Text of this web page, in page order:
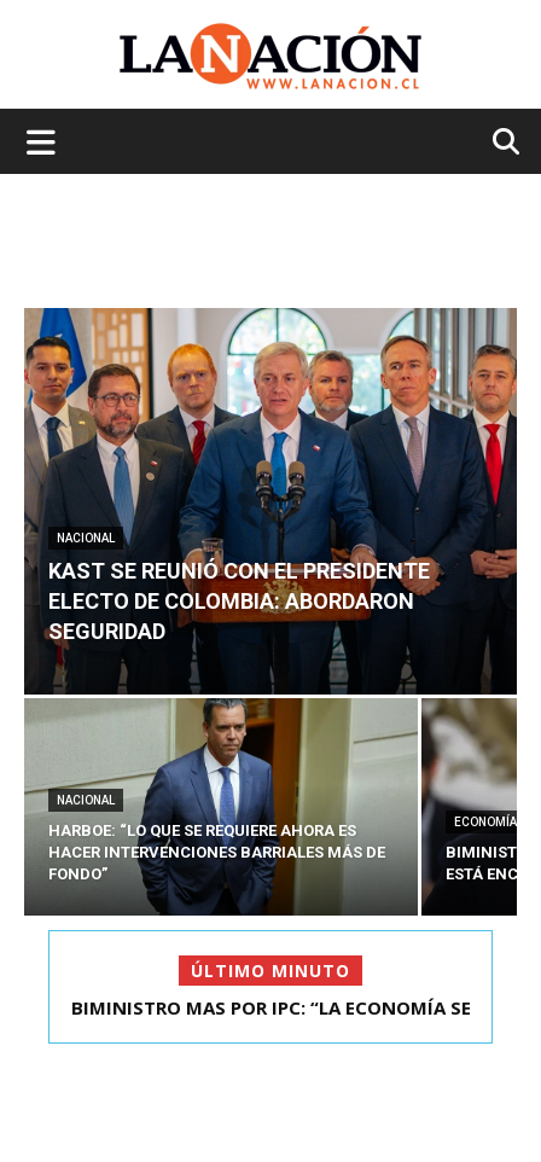
NACIONAL
KAST SE REUNIÓ CON EL PRESIDENTE
ELECTO DE COLOMBIA: ABORDARON
SEGURIDAD
NACIONAL
HARBOE: “LO QUE SE REQUIERE AHORA ES
HACER INTERVENCIONES BARRIALES MÁS DE
FONDO”
ECONOMÍA
BIMINISTRO
ESTÁ
ÚLTIMO MINUTO
KAST SE REUNIÓ CON EL PRESIDENTE ELECTO DE
BIMINISTRO MAS POR IPC: “LA ECONOMÍA SE